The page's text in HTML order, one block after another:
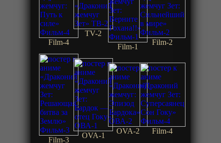
Film-4
TV-2
Film-1
Film-2
Film-3
OVA-1
OVA-2 Film-4